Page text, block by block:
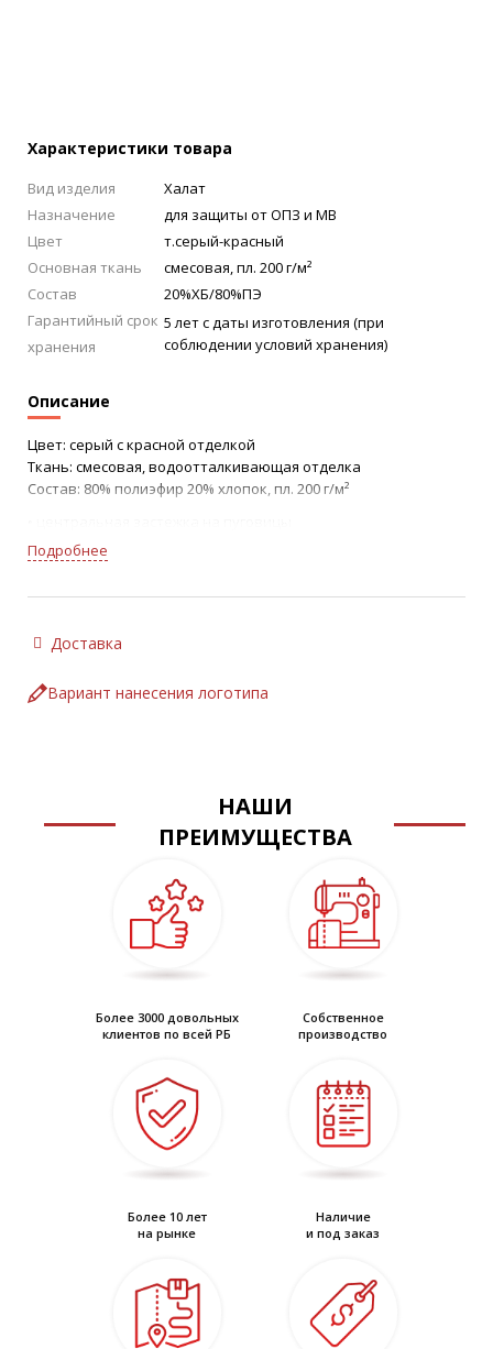
Характеристики товара
Описание
Цвет: серый с красной отделкой
Ткань: смесовая, водоотталкивающая отделка
Состав: 80% полиэфир 20% хлопок, пл. 200 г/м²
• спинка с хлястиком с регулировкой на пуговицы
• втачные рукава с манжетой на пуговицу
• световозвращающая полоса по полочкам и спинке
Вид изделия
Халат
Назначение
для защиты от ОПЗ и МВ
Цвет
т.серый-красный
Основная ткань
смесовая, пл. 200 г/м²
Состав
20%ХБ/80%ПЭ
Гарантийный срок
хранения
5 лет с даты изготовления (при
соблюдении условий хранения)
Подробнее
Доставка
Вариант нанесения логотипа
НАШИ
ПРЕИМУЩЕСТВА
Более 3000 довольных
клиентов по всей РБ
Собственное
производство
Более 10 лет
на рынке
Наличие
и под заказ